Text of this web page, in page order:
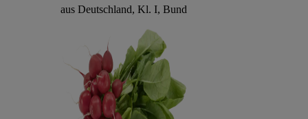
aus Deutschland, Kl. I, Bund